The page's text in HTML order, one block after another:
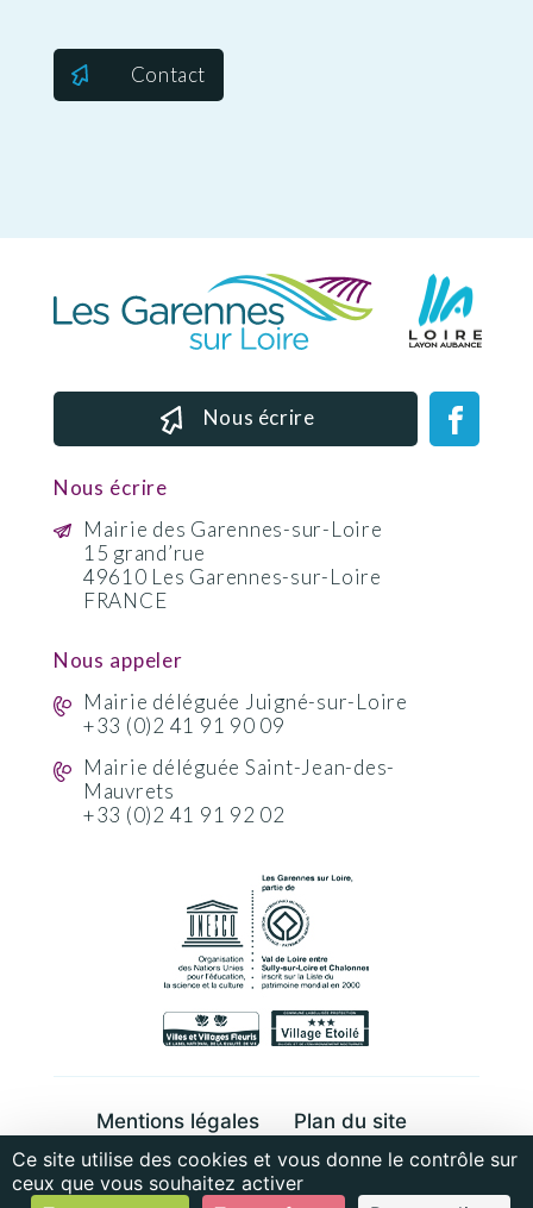
Contact
Nous écrire
Nous écrire
Mairie des Garennes-sur-Loire
15 grand’rue
49610 Les Garennes-sur-Loire
FRANCE
Nous appeler
Mairie déléguée Juigné-sur-Loire
+33 (0)2 41 91 90 09
Mairie déléguée Saint-Jean-des-
Mauvrets
+33 (0)2 41 91 92 02
Mentions légales
Plan du site
Cookies et données personnelles
Ce site utilise des cookies et vous donne le contrôle sur
ceux que vous souhaitez activer